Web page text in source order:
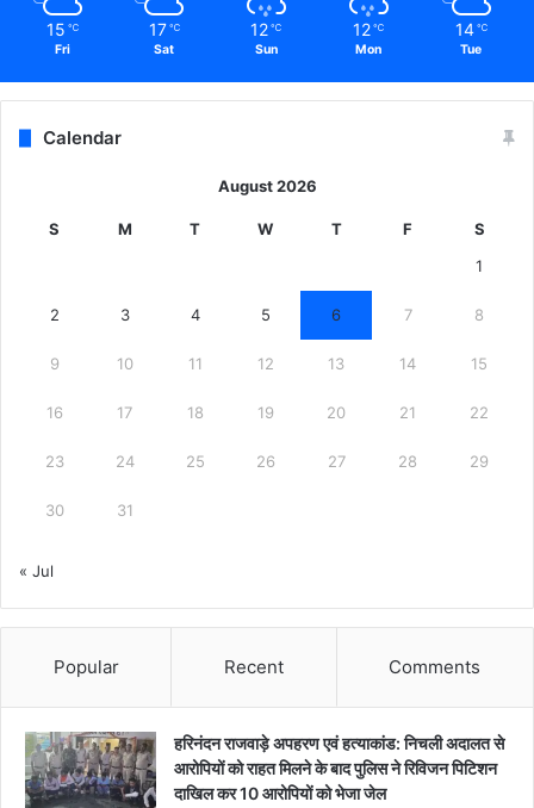
15 ℃
Fri
17 ℃
Sat
12 ℃
Sun
12 ℃
Mon
14 ℃
Tue
Calendar
August 2026
S M T W T F
S
1
2 3 4 5 6 7 8
9 10 11 12 13 14 15
16 17 18 19 20 21 22
23 24 25 26 27 28 29
30 31
« Jul
Popular Recent Comments
हरिनंदन राजवाड़े अपहरण एवं हत्याकांड: निचली अदालत से
आरोपियों को राहत मिलने के बाद पुलिस ने रिविजन पिटिशन
दाखिल कर 10 आरोपियों को भेजा जेल